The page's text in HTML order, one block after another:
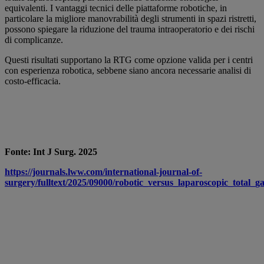
equivalenti. I vantaggi tecnici delle piattaforme robotiche, in
particolare la migliore manovrabilità degli strumenti in spazi ristretti,
possono spiegare la riduzione del trauma intraoperatorio e dei rischi
di complicanze.
Questi risultati supportano la RTG come opzione valida per i centri
con esperienza robotica, sebbene siano ancora necessarie analisi di
costo-efficacia.
Fonte: Int J Surg. 2025
https://journals.lww.com/international-journal-of-
surgery/fulltext/2025/09000/